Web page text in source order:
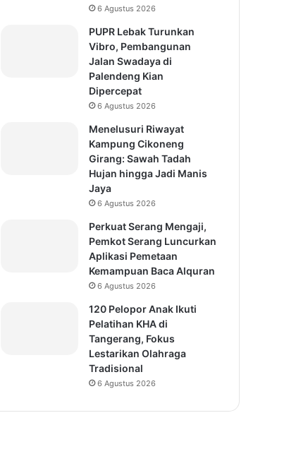
6 Agustus 2026
PUPR Lebak Turunkan
Vibro, Pembangunan
Jalan Swadaya di
Palendeng Kian
Dipercepat
6 Agustus 2026
Menelusuri Riwayat
Kampung Cikoneng
Girang: Sawah Tadah
Hujan hingga Jadi Manis
Jaya
6 Agustus 2026
Perkuat Serang Mengaji,
Pemkot Serang Luncurkan
Aplikasi Pemetaan
Kemampuan Baca Alquran
6 Agustus 2026
120 Pelopor Anak Ikuti
Pelatihan KHA di
Tangerang, Fokus
Lestarikan Olahraga
Tradisional
6 Agustus 2026